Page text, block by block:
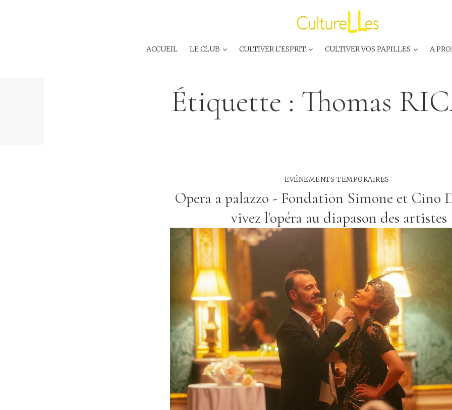
ACCUEIL LE CLUB CULTIVER L’ESPRIT CULTIVER VOS PAPILLES A
Étiquette : Thomas
EVÉNEMENTS TEMPORAIRES
Opera a palazzo - Fondation Simone et Cino
vivez l'opéra au diapason des artistes